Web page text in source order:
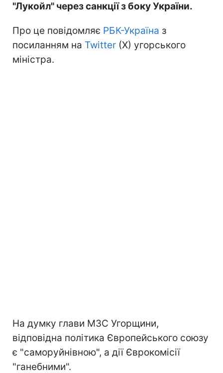
"Лукойл" через санкції з боку України.
Про це повідомляє РБК-Україна з
посиланням на Twitter (X) угорського
міністра.
На думку глави МЗС Угорщини,
відповідна політика Європейського союзу
є "саморуйнівною", а дії Єврокомісії
"ганебними".